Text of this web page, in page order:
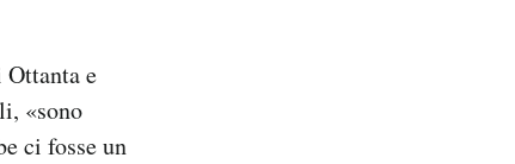
e
«sono
ci fosse un